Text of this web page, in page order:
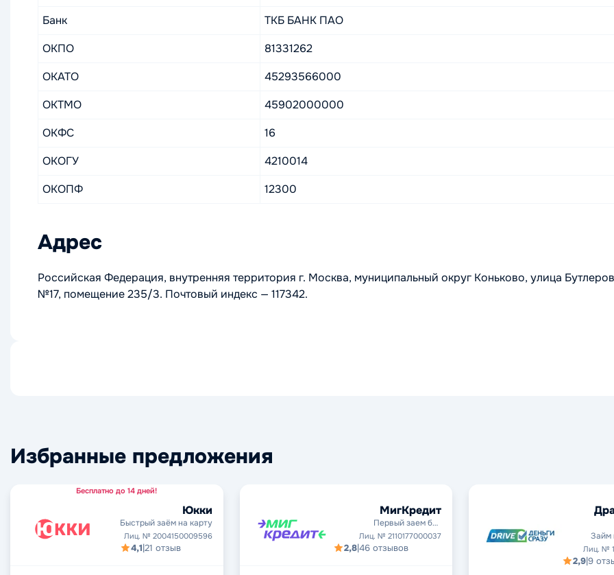
Банк
ТКБ БАНК ПАО
ОКПО
81331262
ОКАТО
45293566000
ОКТМО
45902000000
ОКФС
16
ОКОГУ
4210014
ОКОПФ
12300
Адрес
Российская Федерация, внутренняя территория г. Москва, муниципальный округ Коньково, улица
№17, помещение 235/3. Почтовый индекс — 117342.
Избранные предложения
Бесплатно до 14 дней!
Юкки
Быстрый заём на карту
Лиц. № 2004150009596
4,1|21 отзыв
МигКредит
Первый заем без
процентов
Лиц. № 2110177000037
2,8|46 отзывов
Займ
Лиц. №
2,9|9